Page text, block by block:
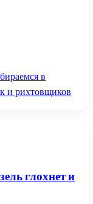
в
и рихтовщиков
глохнет и